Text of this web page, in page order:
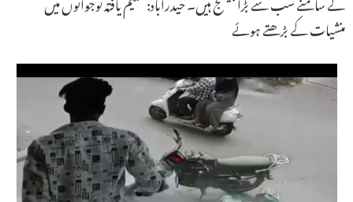
منشیات کے بڑھتے ہوئے